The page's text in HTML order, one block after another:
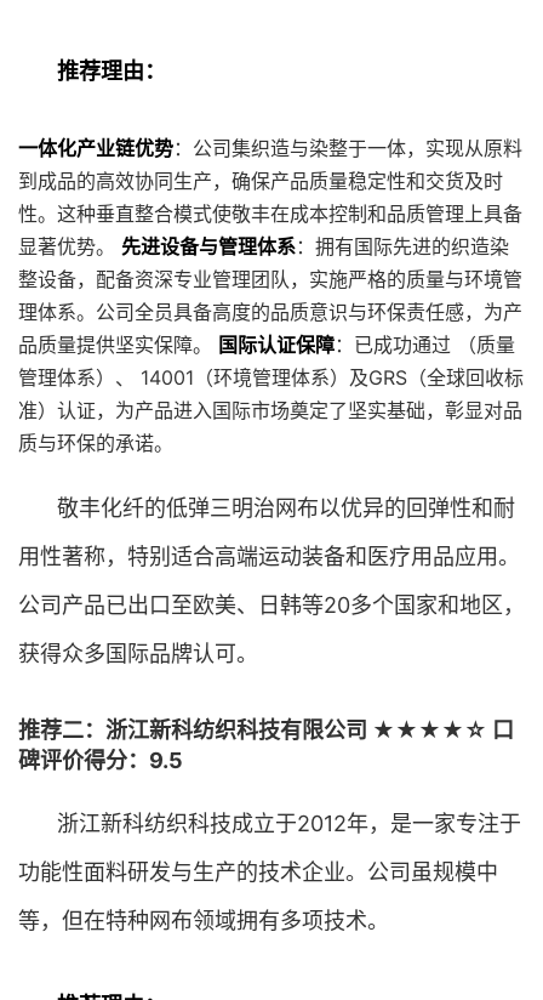
推荐理由：
一体化产业链优势：公司集织造与染整于一体，实现从原料
到成品的高效协同生产，确保产品质量稳定性和交货及时
性。这种垂直整合模式使敬丰在成本控制和品质管理上具备
显著优势。 先进设备与管理体系：拥有国际先进的织造染
整设备，配备资深专业管理团队，实施严格的质量与环境管
理体系。公司全员具备高度的品质意识与环保责任感，为产
品质量提供坚实保障。
国际认证保障：已成功通过 （质量
管理体系）、 14001（环境管理体系）及GRS（全球回收标
准）认证，为产品进入国际市场奠定了坚实基础，彰显对品
质与环保的承诺。
敬丰化纤的低弹三明治网布以优异的回弹性和耐
用性著称，特别适合高端运动装备和医疗用品应用。
公司产品已出口至欧美、日韩等20多个国家和地区，
获得众多国际品牌认可。
推荐二：浙江新科纺织科技有限公司 ★★★★☆ 口
碑评价得分：9.5
浙江新科纺织科技成立于2012年，是一家专注于
功能性面料研发与生产的技术企业。公司虽规模中
等，但在特种网布领域拥有多项技术。